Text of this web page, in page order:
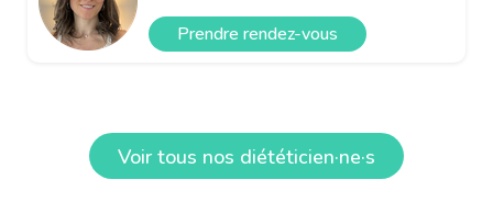
Prendre rendez-vous
Voir tous nos diététicien·ne·s